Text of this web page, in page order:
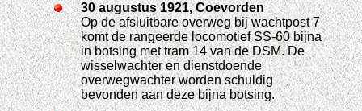
30 augustus 1921, Coevorden
Op de afsluitbare overweg bij wachtpost 7
komt de rangeerde locomotief SS-60 bijna
in botsing met tram 14 van de DSM. De
wisselwachter en dienstdoende
overwegwachter worden schuldig
bevonden aan deze bijna botsing.